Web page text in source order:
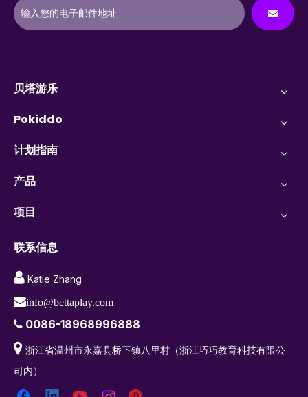
贝塔游乐
Pokiddo
计划指南
产品
项目
联系信息
 Katie Zhang
info@bettaplay.com
 0086-18968996888
 浙江省温州市永嘉县桥下镇八里村（浙江巧巧教育科技有限公
司内）